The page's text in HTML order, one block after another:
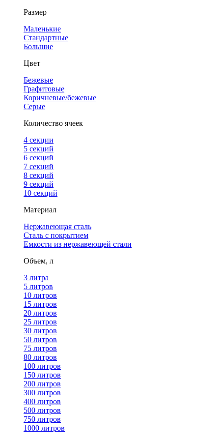
Размер
Маленькие
Стандартные
Большие
Цвет
Бежевые
Графитовые
Коричневые/бежевые
Серые
Количество ячеек
4 cекции
5 секций
6 секций
7 секций
8 секций
9 секций
10 секций
Материал
Нержавеющая сталь
Сталь с покрытием
Емкости из нержавеющей стали
Объем, л
3 литра
5 литров
10 литров
15 литров
20 литров
25 литров
30 литров
50 литров
75 литров
80 литров
100 литров
150 литров
200 литров
300 литров
400 литров
500 литров
750 литров
1000 литров